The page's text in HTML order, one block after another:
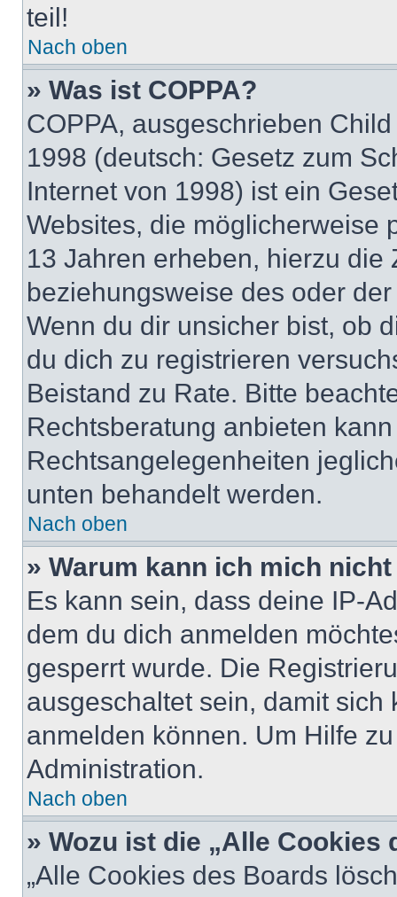
teil!
Nach oben
» Was ist COPPA?
COPPA, ausgeschrieben
1998 (deutsch: Gesetz zum
Internet von 1998) ist ein
Websites, die möglicherweise
13 Jahren erheben, hierzu die
beziehungsweise des oder
Wenn du dir unsicher bist, ob
du dich zu registrieren
Beistand zu Rate. Bitte
Rechtsberatung anbieten
Rechtsangelegenheiten
unten behandelt werden.
Nach oben
» Warum kann ich mich
Es kann sein, dass deine IP-
dem du dich anmelden
gesperrt wurde. Die
ausgeschaltet sein, damit
anmelden können. Um Hilfe
Administration.
Nach oben
» Wozu ist die „Alle
„Alle Cookies des Boards